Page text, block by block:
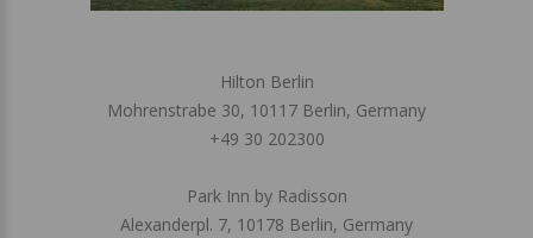
Hilton Berlin
Mohrenstrabe 30, 10117 Berlin, Germany
+49 30 202300
Park Inn by Radisson
Alexanderpl. 7, 10178 Berlin, Germany